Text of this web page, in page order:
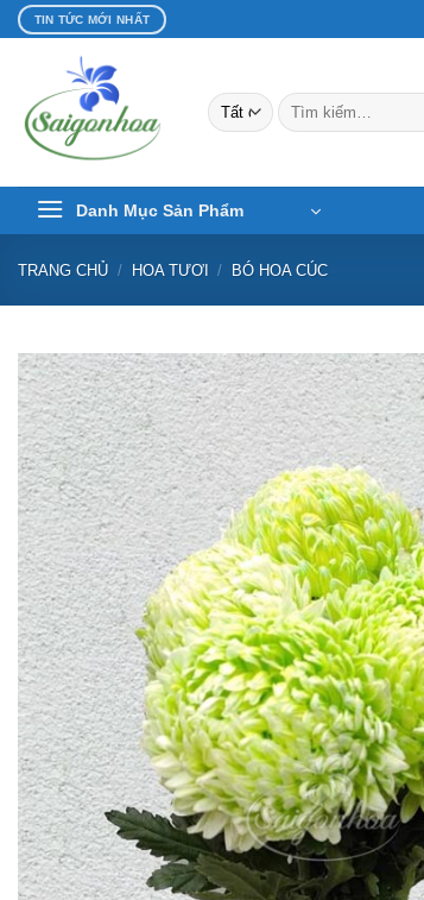
Bỏ
qua
dung
TIN TỨC MỚI NHẤT
Tìm
kiếm:
Danh Mục Sản Phẩm
TRANG CHỦ / HOA TƯƠI / BÓ HOA CÚC